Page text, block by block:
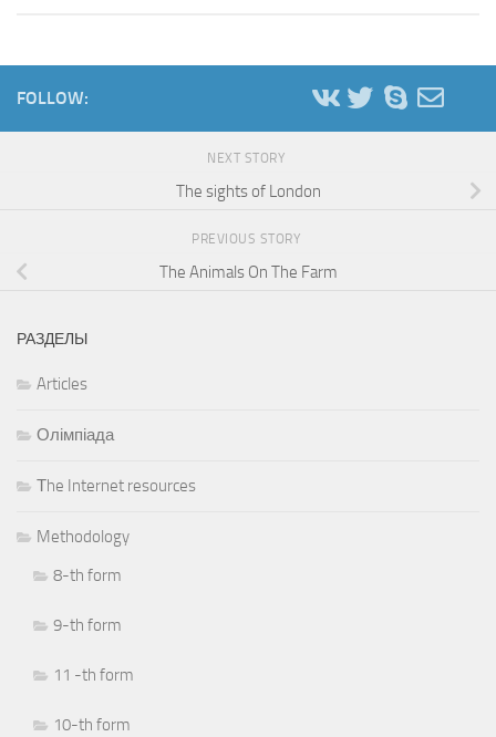
FOLLOW:
NEXT STORY
The sights of London
PREVIOUS STORY
The Animals On The Farm
РАЗДЕЛЫ
Articles
Олімпіада
Тhe Internet resources
Methodology
8-th form
9-th form
11 -th form
10-th form